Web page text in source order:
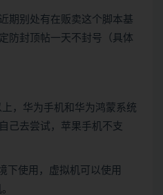
期别处有在贩卖这个脚本基
防封顶帖一天不封号（具体
，华为手机和华为鸿蒙系统
己去尝试，苹果手机不支
下使用，虚拟机可以使用